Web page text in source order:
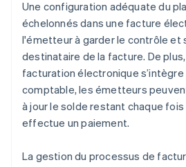
Une configuration adéquate du
échelonnés dans une facture
l'émetteur à garder le contrôle et
destinataire de la facture. De
facturation électronique
comptable, les émetteurs
à jour le solde restant chaque
effectue un paiement.
La gestion du processus de